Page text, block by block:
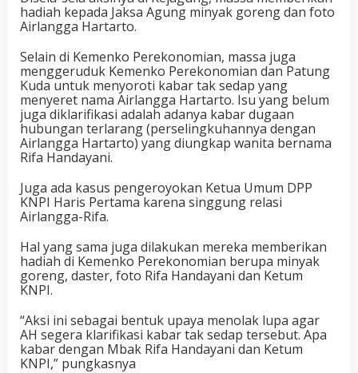
hadiah kepada Jaksa Agung minyak goreng dan foto
Airlangga Hartarto.
Selain di Kemenko Perekonomian, massa juga
menggeruduk Kemenko Perekonomian dan Patung
Kuda untuk menyoroti kabar tak sedap yang
menyeret nama Airlangga Hartarto. Isu yang belum
juga diklarifikasi adalah adanya kabar dugaan
hubungan terlarang (perselingkuhannya dengan
Airlangga Hartarto) yang diungkap wanita bernama
Rifa Handayani.
Juga ada kasus pengeroyokan Ketua Umum DPP
KNPI Haris Pertama karena singgung relasi
Airlangga-Rifa.
Hal yang sama juga dilakukan mereka memberikan
hadiah di Kemenko Perekonomian berupa minyak
goreng, daster, foto Rifa Handayani dan Ketum
KNPI.
“Aksi ini sebagai bentuk upaya menolak lupa agar
AH segera klarifikasi kabar tak sedap tersebut. Apa
kabar dengan Mbak Rifa Handayani dan Ketum
KNPI,” pungkasnya